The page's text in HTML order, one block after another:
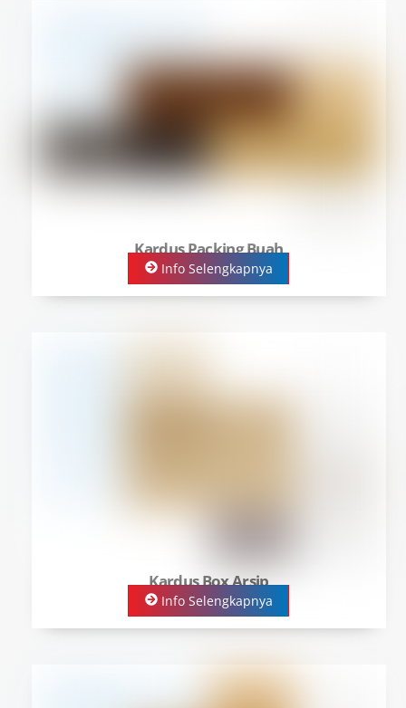
Kardus Packing Buah
Info Selengkapnya
Kardus Box Arsip
Info Selengkapnya